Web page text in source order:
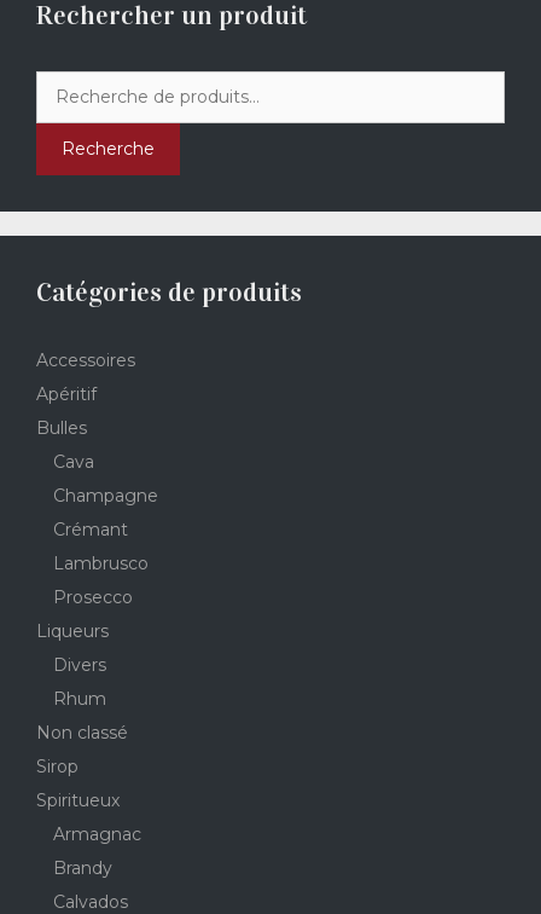
Rechercher un produit
pour :
Recherche
Catégories de produits
Accessoires
Apéritif
Bulles
Cava
Champagne
Crémant
Lambrusco
Prosecco
Liqueurs
Divers
Rhum
Non classé
Sirop
Spiritueux
Armagnac
Brandy
Calvados